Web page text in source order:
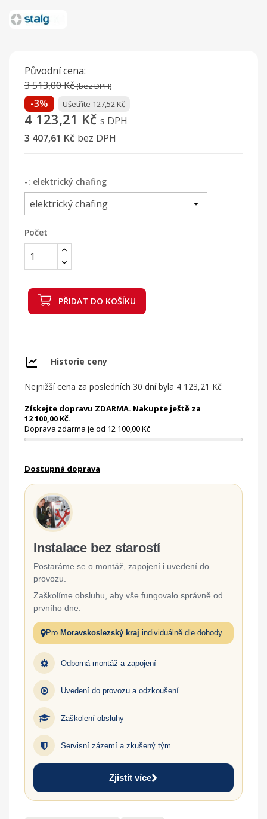
Původní cena:
3 513,00 Kč(bez DPH)
-3% Ušetříte 127,52 Kč
4 123,21 Kč s DPH
3 407,61 Kč bez DPH
-: elektrický chafing
Počet
PŘIDAT DO KOŠÍKU
Historie ceny
Nejnižší cena za posledních 30 dní byla 4 123,21 Kč
Získejte dopravu ZDARMA. Nakupte ještě za
12 100,00 Kč.
Doprava zdarma je od 12 100,00 Kč
Dostupná doprava
Instalace bez starostí
Postaráme se o montáž, zapojení i uvedení do
provozu.
Zaškolíme obsluhu, aby vše fungovalo správně od
prvního dne.
Pro Moravskoslezský kraj individuálně dle dohody.
Odborná montáž a zapojení
Uvedení do provozu a odzkoušení
Zaškolení obsluhy
Servisní zázemí a zkušený tým
Zjistit více